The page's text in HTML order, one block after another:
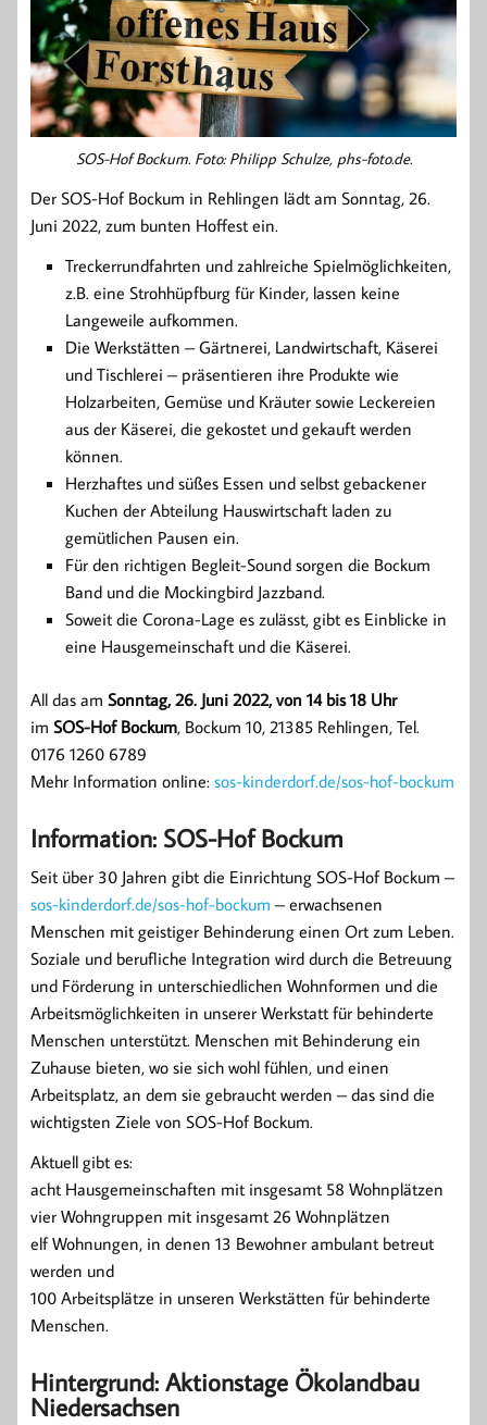
SOS-Hof Bockum. Foto: Philipp Schulze, phs-foto.de.
Der SOS-Hof Bockum in Rehlingen lädt am Sonntag, 26.
Juni 2022, zum bunten Hoffest ein.
Treckerrundfahrten und zahlreiche Spielmöglichkeiten,
z.B. eine Strohhüpfburg für Kinder, lassen keine
Langeweile aufkommen.
Die Werkstätten – Gärtnerei, Landwirtschaft, Käserei
und Tischlerei – präsentieren ihre Produkte wie
Holzarbeiten, Gemüse und Kräuter sowie Leckereien
aus der Käserei, die gekostet und gekauft werden
können.
Herzhaftes und süßes Essen und selbst gebackener
Kuchen der Abteilung Hauswirtschaft laden zu
gemütlichen Pausen ein.
Für den richtigen Begleit-Sound sorgen die Bockum
Band und die Mockingbird Jazzband.
Soweit die Corona-Lage es zulässt, gibt es Einblicke in
eine Hausgemeinschaft und die Käserei.
All das am Sonntag, 26. Juni 2022, von 14 bis 18 Uhr
im SOS-Hof Bockum, Bockum 10, 21385 Rehlingen, Tel.
0176 1260 6789
Mehr Information online: sos-kinderdorf.de/sos-hof-bockum
Information: SOS-Hof Bockum
Seit über 30 Jahren gibt die Einrichtung SOS-Hof Bockum –
sos-kinderdorf.de/sos-hof-bockum – erwachsenen
Menschen mit geistiger Behinderung einen Ort zum Leben.
Soziale und berufliche Integration wird durch die Betreuung
und Förderung in unterschiedlichen Wohnformen und die
Arbeitsmöglichkeiten in unserer Werkstatt für behinderte
Menschen unterstützt. Menschen mit Behinderung ein
Zuhause bieten, wo sie sich wohl fühlen, und einen
Arbeitsplatz, an dem sie gebraucht werden – das sind die
wichtigsten Ziele von SOS-Hof Bockum.
Aktuell gibt es:
acht Hausgemeinschaften mit insgesamt 58 Wohnplätzen
vier Wohngruppen mit insgesamt 26 Wohnplätzen
elf Wohnungen, in denen 13 Bewohner ambulant betreut
werden und
100 Arbeitsplätze in unseren Werkstätten für behinderte
Menschen.
Hintergrund: Aktionstage Ökolandbau
Niedersachsen